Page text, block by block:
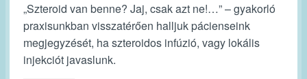
„Szteroid van benne? Jaj, csak azt ne!…” – gyakorló
praxisunkban visszatérően halljuk pácienseink
megjegyzését, ha szteroidos infúzió, vagy lokális
injekciót javaslunk.